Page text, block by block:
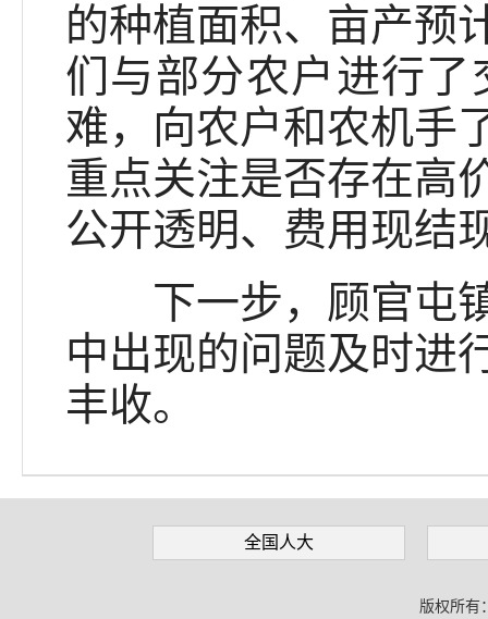
的种植面积、亩产预
们与部分农户进行
难，向农户和农机手
重点关注是否存在高
公开透明、费用现结
下一步，顾官屯镇
中出现的问题及时进
丰收。
全国人大
版权所